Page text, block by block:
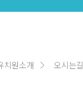
치원소개 오시는길